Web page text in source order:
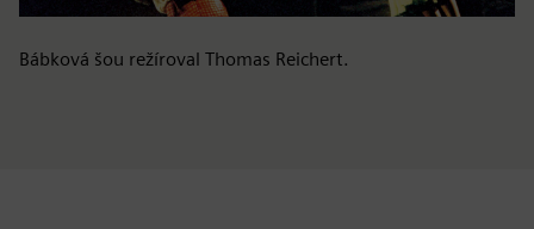
Bábková šou režíroval Thomas Reichert.